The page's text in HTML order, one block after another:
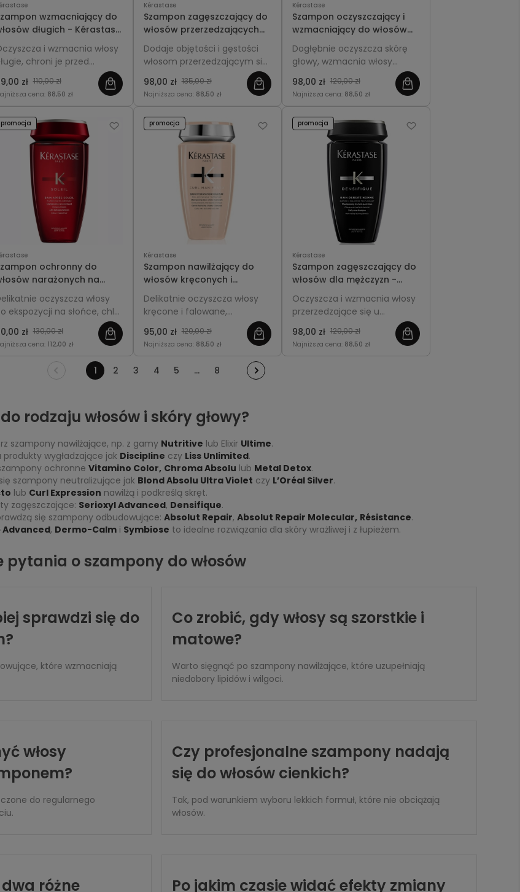
wzmacniający do
długich - Kérastase
Bain 250ml
i wzmacnia włosy
chroni je przed
łamliwością i wspiera zdrowy
nadając pasmom
i miękkość.
zł 110,00 zł
cena: 88,50 zł
Kérastase
Szampon zagęszczający do
włosów przerzedzających
się - Kérastase Densifique
Bain Densité 250ml
Dodaje objętości i gęstości
włosom przerzedzającym się,
wzmacnia je od nasady i
przywraca lekkość oraz
sprężystość.
98,00 zł 135,00 zł
Najniższa cena: 88,50 zł
Kérastase
Szampon oczyszczający i
wzmacniający do włosów
osłabionych i wypadających
dla mężczyzn - Kérastase
Genesis Homme 250ml
Dogłębnie oczyszcza skórę
głowy, wzmacnia włosy
wypadania, dodaje im
lekkości, gęstości i świeżości.
98,00 zł 120,00 zł
Najniższa cena: 88,50 zł
ochronny do
narażonych na
- Kérastase Soleil
Après-Soleil 250ml
oczyszcza włosy
ekspozycji na słońce, chlor
i sól morską, przywraca im
miękkość i
blask.
zł 130,00 zł
cena: 112,00 zł
promocja
Kérastase
Szampon nawilżający do
włosów kręconych i
falowanych - Kérastase
Curl Manifesto 250ml
Delikatnie oczyszcza włosy
kręcone i falowane,
podkreśla loki i redukuje
puszenie, pozostawiając
pasma miękkie i sprężyste.
95,00 zł 120,00 zł
Najniższa cena: 88,50 zł
promocja
Kérastase
Szampon zagęszczający do
włosów dla mężczyzn -
Kérastase Densifique
Homme 250ml
Oczyszcza i wzmacnia włosy
przerzedzające się u
objętości i gęstości,
pozostawiając pasma świeże
98,00 zł 120,00 zł
Najniższa cena: 88,50 zł
promocja
1 2 3 4 5 ... 8
rodzaju włosów i skóry głowy?
szampony nawilżające, np. z gamy Nutritive lub Elixir Ultime.
wygładzające jak Discipline czy Liss Unlimited.
ochronne Vitamino Color, Chroma Absolu lub Metal Detox.
szampony neutralizujące jak Blond Absolu Ultra Violet czy L’Oréal Silver.
lub Curl Expression nawilżą i podkreślą skręt.
zagęszczające: Serioxyl Advanced, Densifique.
się szampony odbudowujące: Absolut Repair, Absolut Repair Molecular, Résistance.
Advanced, Dermo-Calmi Symbiose to idealne rozwiązania dla skóry wrażliwej i z łupieżem.
pytania o szampony do włosów
sprawdzi się do
które wzmacniają
Co zrobić, gdy włosy są szorstkie i
matowe?
Warto sięgnąć po szampony nawilżające, które uzupełniają
niedobory lipidów i wilgoci.
włosy
do regularnego
Czy profesjonalne szampony nadają
się do włosów cienkich?
Tak, pod warunkiem wyboru lekkich formuł, które nie obciążają
włosów.
różne Po jakim czasie widać efekty zmiany